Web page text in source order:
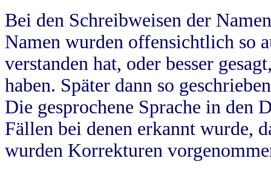
Bei den Schreibweisen der
Namen wurden offensichtlich so
verstanden hat, oder besser
haben. Später dann so
Die gesprochene Sprache in
Fällen bei denen erkannt wurde,
wurden Korrekturen